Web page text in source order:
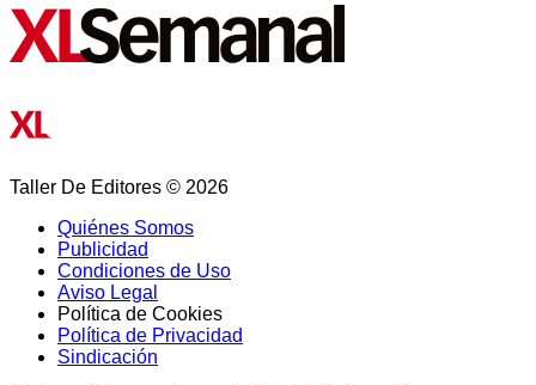
Taller De Editores © 2026
Quiénes Somos
Publicidad
Condiciones de Uso
Aviso Legal
Política de Cookies
Política de Privacidad
Sindicación